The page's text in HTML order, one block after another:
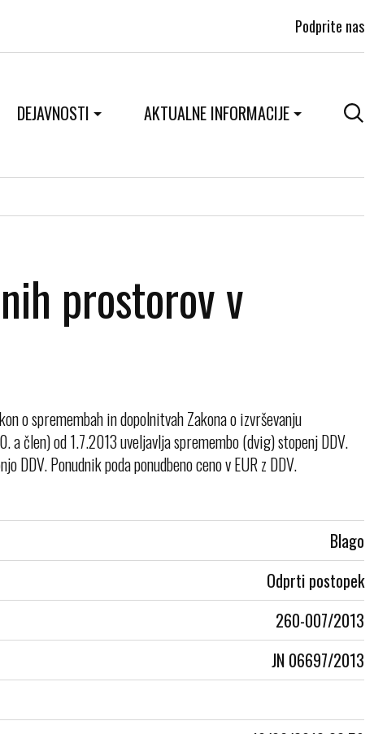
Podprite nas
DEJAVNOSTI AKTUALNE INFORMACIJE
prostorov v
o spremembah in dopolnitvah Zakona o izvrševanju
člen) od 1.7.2013 uveljavlja spremembo (dvig) stopenj DDV.
DDV. Ponudnik poda ponudbeno ceno v EUR z DDV.
Blago
Odprti postopek
260-007/2013
JN 06697/2013